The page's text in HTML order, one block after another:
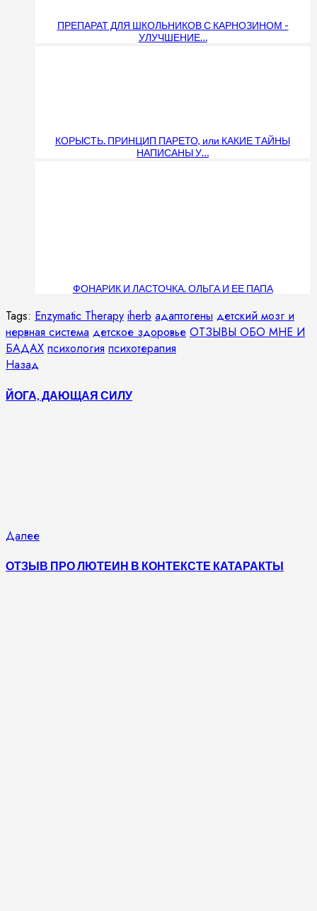
ПРЕПАРАТ ДЛЯ ШКОЛЬНИКОВ С КАРНОЗИНОМ -
УЛУЧШЕНИЕ…
КОРЫСТЬ. ПРИНЦИП ПАРЕТО, или КАКИЕ ТАЙНЫ
НАПИСАНЫ У…
ФОНАРИК И ЛАСТОЧКА. ОЛЬГА И ЕЕ ПАПА
Tags: Enzymatic Therapy iherb адаптогены детский мозг и
нервная система детское здоровье ОТЗЫВЫ ОБО МНЕ И
БАДАХ психология психотерапия
Продолжить
чтение
Назад
ЙОГА, ДАЮЩАЯ СИЛУ
ДалееСледующая
ОТЗЫВ ПРО ЛЮТЕИН В КОНТЕКСТЕ КАТАРАКТЫ